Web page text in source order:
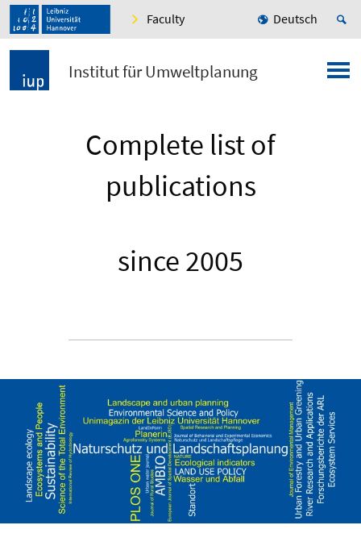
Faculty Deutsch
Institut für Umweltplanung
Complete list of
publications
since 2005